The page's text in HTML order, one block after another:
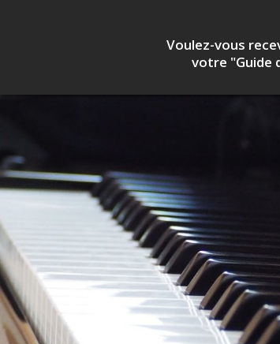
Voulez-vous
votre "Guide